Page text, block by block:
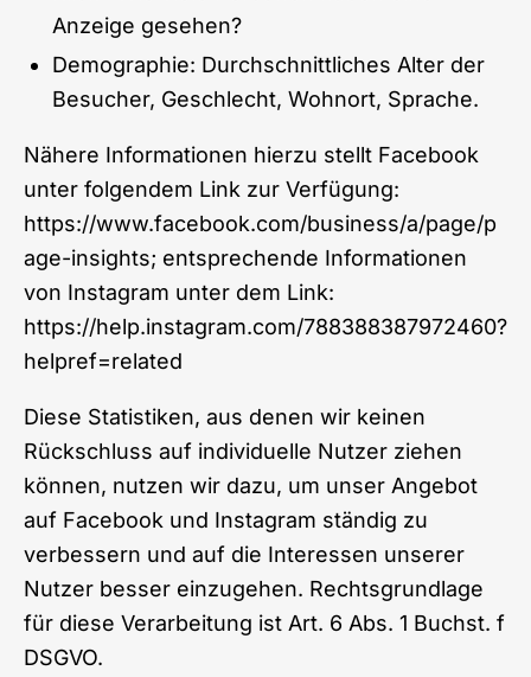
Anzeige gesehen?
Demographie: Durchschnittliches Alter der
Besucher, Geschlecht, Wohnort, Sprache.
Nähere Informationen hierzu stellt Facebook
unter folgendem Link zur Verfügung:
https://www.facebook.com/business/a/page/p
age-insights; entsprechende Informationen
von Instagram unter dem Link:
https://help.instagram.com/788388387972460?
helpref=related
Diese Statistiken, aus denen wir keinen
Rückschluss auf individuelle Nutzer ziehen
können, nutzen wir dazu, um unser Angebot
auf Facebook und Instagram ständig zu
verbessern und auf die Interessen unserer
Nutzer besser einzugehen. Rechtsgrundlage
für diese Verarbeitung ist Art. 6 Abs. 1 Buchst. f
DSGVO.